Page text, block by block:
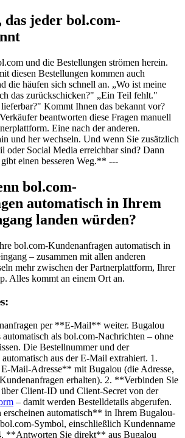
das jeder bol.com-
und die Bestellungen strömen herein.
diesen Bestellungen kommen auch
die häufen sich schnell an. „Wo ist meine
das zurückschicken?" „Ein Teil fehlt."
Kommt Ihnen das bekannt vor?
beantworten diese Fragen manuell
Eine nach der anderen.
und her wechseln. Und wenn Sie zusätzlich
oder Social Media erreichbar sind? Dann
einen besseren Weg.** ---
bol.com-
automatisch in Ihrem
landen würden?
bol.com-Kundenanfragen automatisch in
– zusammen mit allen anderen
mehr zwischen der Partnerplattform, Ihrer
Alles kommt an einem Ort an.
per **E-Mail** weiter. Bugalou
als bol.com-Nachrichten – ohne
Die Bestellnummer und der
aus der E-Mail extrahiert. 1.
Mail-Adresse** mit Bugalou (die Adresse,
erhalten). 2. **Verbinden Sie
Client-ID und Client-Secret von der
– damit werden Bestelldetails abgerufen.
automatisch** in Ihrem Bugalou-
Symbol, einschließlich Kundenname
**Antworten Sie direkt** aus Bugalou